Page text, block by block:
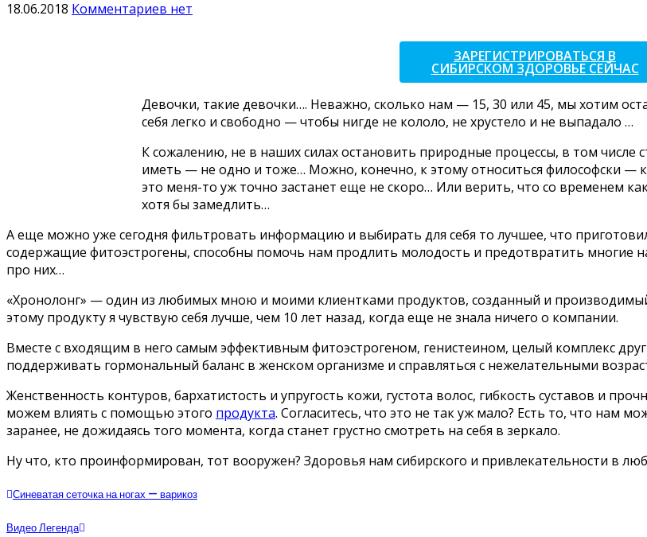
18.06.2018 Комментариев нет
ЗАРЕГИСТРИРОВАТЬСЯ В
СИБИРСКОМ ЗДОРОВЬЕ СЕЙЧАС
Девочки, такие девочки…. Неважно, сколько нам — 15, 30 или 45, мы хотим
себя легко и свободно — чтобы нигде не кололо, не хрустело и не выпадало …
К сожалению, не в наших силах остановить природные процессы, в том числе
иметь — не одно и тоже… Можно, конечно, к этому относиться философски —
это меня-то уж точно застанет еще не скоро… Или верить, что со временем
хотя бы замедлить…
А еще можно уже сегодня фильтровать информацию и выбирать для себя то лучшее, что
содержащие фитоэстрогены, способны помочь нам продлить молодость и предотвратить многие
про них…
«Хронолонг» — один из любимых мною и моими клиентками продуктов, созданный и
этому продукту я чувствую себя лучше, чем 10 лет назад, когда еще не знала ничего о компании.
Вместе с входящим в него самым эффективным фитоэстрогеном, генистеином, целый комплекс
поддерживать гормональный баланс в женском организме и справляться с нежелательными
Женственность контуров, бархатистость и упругость кожи, густота волос, гибкость суставов и
можем влиять с помощью этого продукта. Согласитесь, что это не так уж мало? Есть то, что нам
заранее, не дожидаясь того момента, когда станет грустно смотреть на себя в зеркало.
Ну что, кто проинформирован, тот вооружен? Здоровья нам сибирского и привлекательности в
Синеватая сеточка на ногах — варикоз
Видео Легенда